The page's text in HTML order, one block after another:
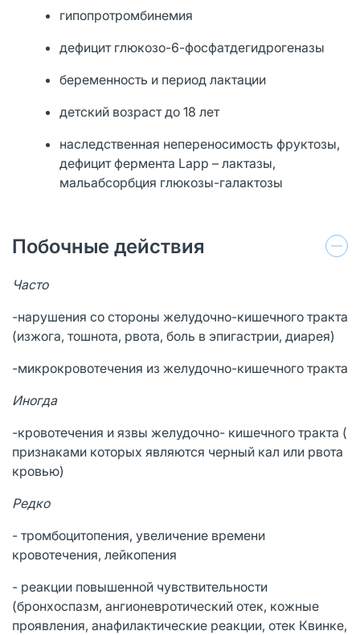
гипопротромбинемия
дефицит глюкозо-6-фосфатдегидрогеназы
беременность и период лактации
детский возраст до 18 лет
наследственная непереносимость фруктозы,
дефицит фермента Lapp – лактазы,
мальабсорбция глюкозы-галактозы
Побочные действия
Часто
-нарушения со стороны желудочно-кишечного тракта
(изжога, тошнота, рвота, боль в эпигастрии, диарея)
-микрокровотечения из желудочно-кишечного тракта
Иногда
-кровотечения и язвы желудочно- кишечного тракта (
признаками которых являются черный кал или рвота
кровью)
Редко
- тромбоцитопения, увеличение времени
кровотечения, лейкопения
- реакции повышенной чувствительности
(бронхоспазм, ангионевротический отек, кожные
проявления, анафилактические реакции, отек Квинке,